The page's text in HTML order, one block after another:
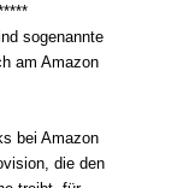
sogenannte
am Amazon
bei Amazon
die den